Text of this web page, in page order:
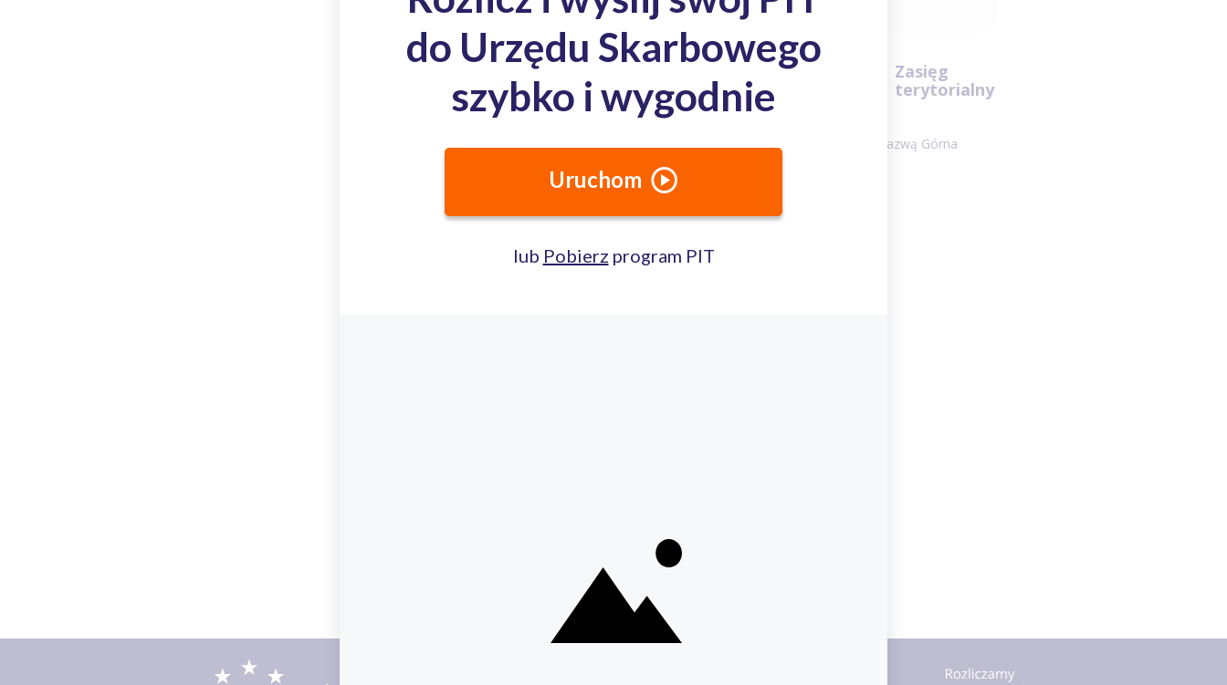
Pierwszy Urząd Skarbowy Łódź-Górna - Gen. Walerego Wróblewskiego 10
Zasięg
terytorialny
część miasta na prawach powiatu – Łódź część zachodnia części miasta pod nazwą Górna
Jak dojechać?